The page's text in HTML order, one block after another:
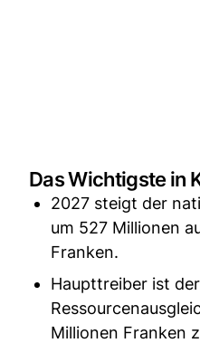
Das Wichtigste in
2027 steigt der
um 527 Millionen
Franken.
Haupttreiber ist
Millionen Franken